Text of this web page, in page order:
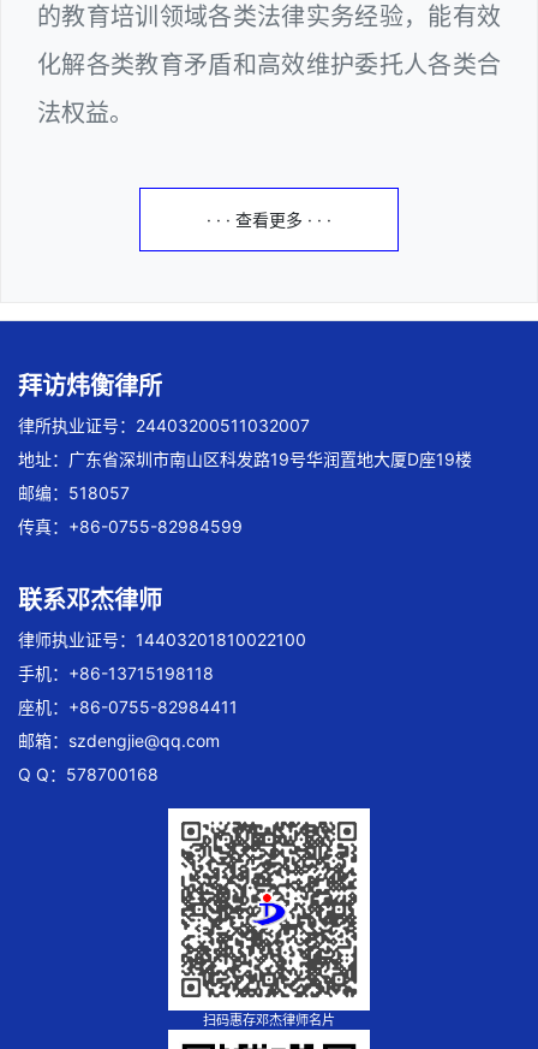
的教育培训领域各类法律实务经验，能有效
化解各类教育矛盾和高效维护委托人各类合
法权益。
· · · 查看更多 · · ·
拜访炜衡律所
律所执业证号：24403200511032007
地址：广东省深圳市南山区科发路19号华润置地大厦D座19楼
邮编：518057
传真：+86-0755-82984599
联系邓杰律师
律师执业证号：14403201810022100
手机：+86-13715198118
座机：+86-0755-82984411
邮箱： szdengjie@qq.com
Q Q：578700168
扫码惠存邓杰律师名片